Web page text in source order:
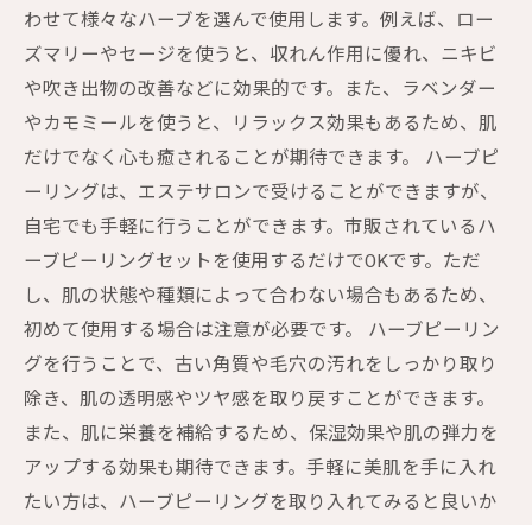
わせて様々なハーブを選んで使用します。例えば、ロー
ズマリーやセージを使うと、収れん作用に優れ、ニキビ
や吹き出物の改善などに効果的です。また、ラベンダー
やカモミールを使うと、リラックス効果もあるため、肌
だけでなく心も癒されることが期待できます。 ハーブピ
ーリングは、エステサロンで受けることができますが、
自宅でも手軽に行うことができます。市販されているハ
ーブピーリングセットを使用するだけでOKです。ただ
し、肌の状態や種類によって合わない場合もあるため、
初めて使用する場合は注意が必要です。 ハーブピーリン
グを行うことで、古い角質や毛穴の汚れをしっかり取り
除き、肌の透明感やツヤ感を取り戻すことができます。
また、肌に栄養を補給するため、保湿効果や肌の弾力を
アップする効果も期待できます。手軽に美肌を手に入れ
たい方は、ハーブピーリングを取り入れてみると良いか